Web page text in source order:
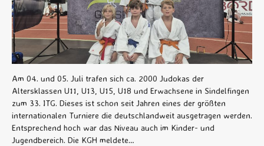
Am 04. und 05. Juli trafen sich ca. 2000 Judokas der
Altersklassen U11, U13, U15, U18 und Erwachsene in Sindelfingen
zum 33. ITG. Dieses ist schon seit Jahren eines der größten
internationalen Turniere die deutschlandweit ausgetragen werden.
Entsprechend hoch war das Niveau auch im Kinder- und
Jugendbereich. Die KGH meldete…